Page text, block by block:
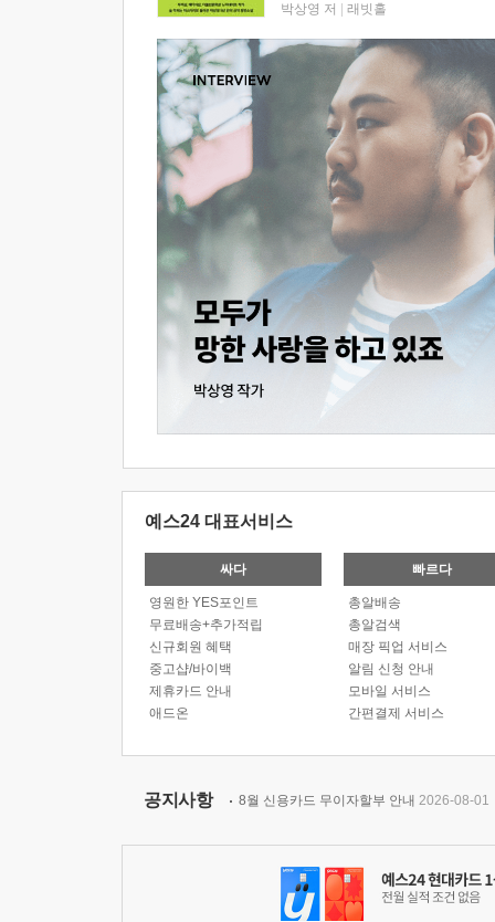
박상영 저 래빗홀
예스24 대표서비스
싸다
영원한 YES포인트
무료배송+추가적립
신규회원 혜택
중고샵/바이백
제휴카드 안내
애드온
빠르다
총알배송
총알검색
매장 픽업 서비스
알림 신청 안내
모바일 서비스
간편결제 서비스
공지사항 8월 신용카드 무이자할부 안내 2026-08-01